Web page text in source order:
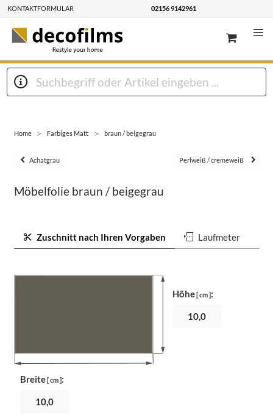
KONTAKTFORMULAR 02156 9142961
Home Farbiges Matt braun / beigegrau
Achatgrau Perlweiß / cremeweiß
Möbelfolie braun / beigegrau
Zuschnitt nach Ihren Vorgaben Laufmeter
Breite[ cm ]:
Höhe[ cm ]: